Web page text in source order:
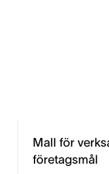
Mall för
företagsmål